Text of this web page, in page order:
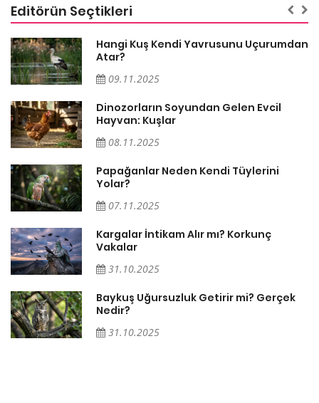
Editörün Seçtikleri
Hangi Kuş Kendi Yavrusunu Uçurumdan
Atar?
09.11.2025
Dinozorların Soyundan Gelen Evcil
Hayvan: Kuşlar
08.11.2025
Papağanlar Neden Kendi Tüylerini
Yolar?
07.11.2025
Kargalar İntikam Alır mı? Korkunç
Vakalar
31.10.2025
Baykuş Uğursuzluk Getirir mi? Gerçek
Nedir?
31.10.2025